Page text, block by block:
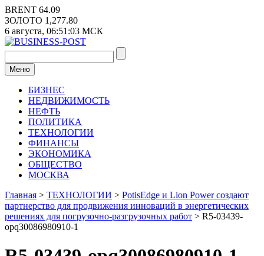
Перейти
к
содержимому
BRENT 64.09
ЗОЛОТО 1,277.80
6 августа, 06:51:03 МСК
Меню
БИЗНЕС
НЕДВИЖИМОСТЬ
НЕФТЬ
ПОЛИТИКА
ТЕХНОЛОГИИ
ФИНАНСЫ
ЭКОНОМИКА
ОБЩЕСТВО
МОСКВА
Главная > ТЕХНОЛОГИИ > PotisEdge и Lion Power создают
партнерство для продвижения инноваций в энергетических
решениях для погрузочно-разгрузочных работ > R5-03439-
opq30086980910-1